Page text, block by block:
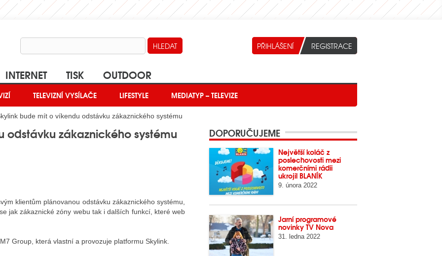
TELEVIZNÍ VYSÍLAČE LIFESTYLE MEDIATYP – TELEVIZE
INTERNET TISK OUTDOOR
bude mít o víkendu odstávku zákaznického systému
odstávku zákaznického systému
klientům plánovanou odstávku zákaznického systému,
jak zákaznické zóny webu tak i dalších funkcí, které web
Group, která vlastní a provozuje platformu Skylink.
DOPORUČUJEME
Největší koláč z
poslechovosti mezi
komerčními rádii
ukrojil BLANÍK
9. února 2022
Jarní programové
novinky TV Nova
31. ledna 2022